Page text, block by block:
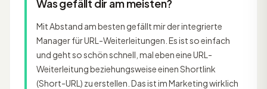
Was gefällt dir am meisten?
Mit Abstand am besten gefällt mir der integrierte
Manager für URL-Weiterleitungen. Es ist so einfach
und geht so schön schnell, mal eben eine URL-
Weiterleitung beziehungsweise einen Shortlink
(Short-URL) zu erstellen. Das ist im Marketing wirklich